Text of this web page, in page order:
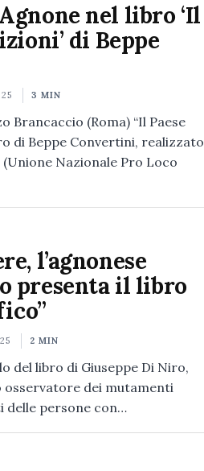
nel libro ‘Il
di Beppe
3 MIN
Brancaccio (Roma) “Il Paese
di Beppe Convertini, realizzato
Nazionale Pro Loco
l’agnonese
presenta il libro
2 MIN
del libro di Giuseppe Di Niro,
osservatore dei mutamenti
delle persone con…